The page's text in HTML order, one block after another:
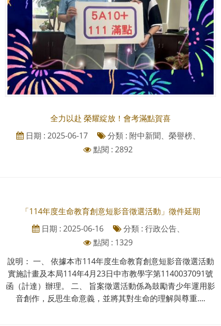
全力以赴 榮耀綻放！會考滿點賀喜
日期 : 2025-06-17
分類 : 附中新聞、榮譽榜、
點閱 : 2892
「114年度生命教育創意短影音徵選活動」徵件延期
日期 : 2025-06-16
分類 : 行政公告、
點閱 : 1329
說明： 一、 依據本市114年度生命教育創意短影音徵選活動
實施計畫及本局114年4月23日中市教學字第1140037091號
函（計達）辦理。 二、 旨案徵選活動係為鼓勵青少年運用影
音創作，反思生命意義，並將其對生命的理解與尊重....